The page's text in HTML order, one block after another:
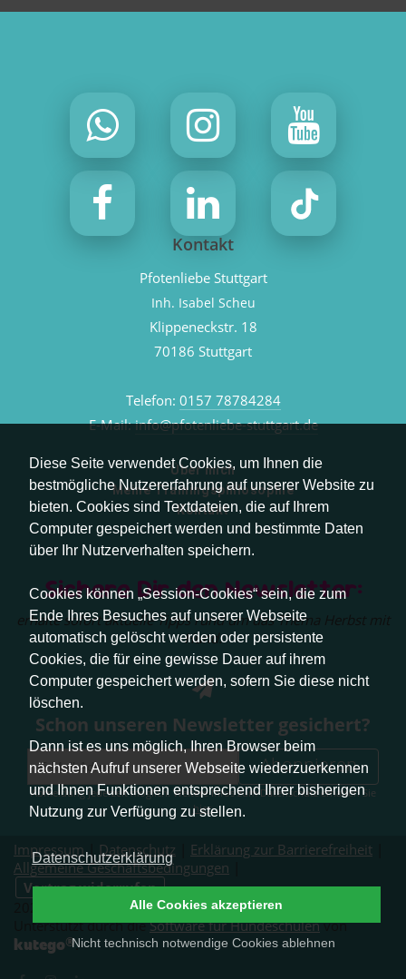
Diese Seite verwendet Cookies, um Ihnen die
bestmögliche Nutzererfahrung auf unserer Website zu
bieten. Cookies sind Textdateien, die auf Ihrem
Computer gespeichert werden und bestimmte Daten
über Ihr Nutzerverhalten speichern.
Cookies können „Session-Cookies“ sein, die zum
Ende Ihres Besuches auf unserer Webseite
automatisch gelöscht werden oder persistente
Cookies, die für eine gewisse Dauer auf ihrem
Computer gespeichert werden, sofern Sie diese nicht
löschen.
Dann ist es uns möglich, Ihren Browser beim
nächsten Aufruf unserer Webseite wiederzuerkennen
und Ihnen Funktionen entsprechend Ihrer bisherigen
Nutzung zur Verfügung zu stellen.
Datenschutzerklärung
Nicht technisch notwendige Cookies ablehnen
Alle Cookies akzeptieren
Kontakt
Pfotenliebe Stuttgart
Inh. Isabel Scheu
Klippeneckstr. 18
70186 Stuttgart
Telefon: 0157 78784284
E-Mail:info@pfotenliebe-stuttgart.de
Über mich
Meine Trainingsphilosophie
Kontakt
Sichere Dir den Newsletter:
erhalte sofort aktuelle Tipps rund um das Thema Herbst mit
Hund.
Schon unseren Newsletter gesichert?
Abonnieren
Abmeldung jederzeit möglich. Weitere Infos zum Datenschutz erhalten Sie
hier.
Impressum| Datenschutz Erklärung zur Barrierefreiheit
Allgemeine Geschäftsbedingungen
Vertrag widerrufen
2026 © Pfotenliebe Stuttgart. Alle Rechte vorbehalten.
Unterstützt durch dieSoftware für Hundeschulenvon
kutego®.